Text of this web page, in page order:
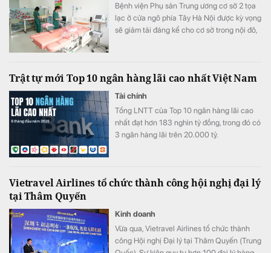
Bệnh viện Phụ sản Trung ương cơ sở 2 tọa
lạc ở cửa ngõ phía Tây Hà Nội được kỳ vọng
sẽ giảm tải đáng kể cho cơ sở trong nội đô,
Trật tự mới Top 10 ngân hàng lãi cao nhất Việt Nam
Tài chính
Tổng LNTT của Top 10 ngân hàng lãi cao
nhất đạt hơn 183 nghìn tỷ đồng, trong đó có
3 ngân hàng lãi trên 20.000 tỷ.
Vietravel Airlines tổ chức thành công hội nghị đại lý
tại Thâm Quyến
Kinh doanh
Vừa qua, Vietravel Airlines tổ chức thành
công Hội nghị Đại lý tại Thâm Quyến (Trung